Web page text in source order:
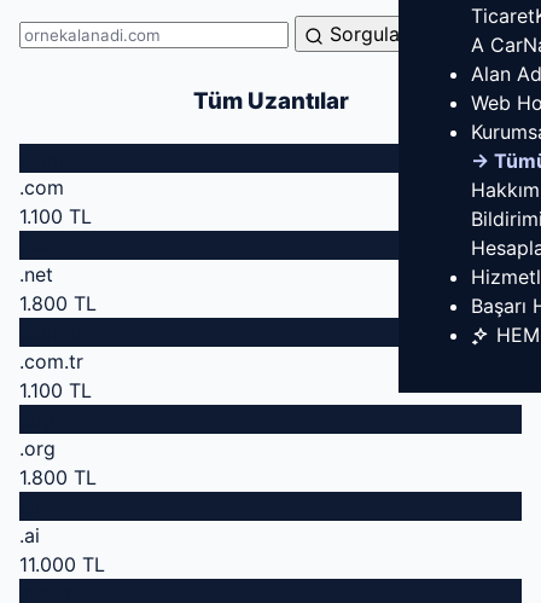
Ticaret
A Car
Alan
Web
→
Başarı
Sorgula
Tüm Uzantılar
.com
1.100 TL
.net
1.800 TL
.com.tr
1.100 TL
.org
1.800 TL
.ai
11.000 TL